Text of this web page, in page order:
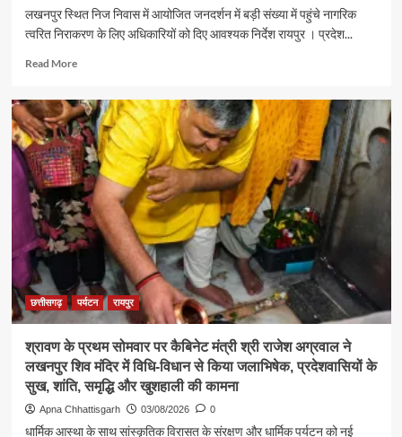
लखनपुर स्थित निज निवास में आयोजित जनदर्शन में बड़ी संख्या में पहुंचे नागरिक
त्वरित निराकरण के लिए अधिकारियों को दिए आवश्यक निर्देश रायपुर । प्रदेश...
Read MoreRead
पर्यटन
एवं
संस्कृति
मंत्री
श्री
राजेश
अग्रवाल
ने
जनदर्शन
सुनीं
आमजन
की
छत्तीसगढ़ पर्यटन रायपुर
श्रावण के प्रथम सोमवार पर कैबिनेट मंत्री श्री राजेश अग्रवाल ने
लखनपुर शिव मंदिर में विधि-विधान से किया जलाभिषेक, प्रदेशवासियों के
सुख, शांति, समृद्धि और खुशहाली की कामना
Apna Chhattisgarh 03/08/2026 0
धार्मिक आस्था के साथ सांस्कृतिक विरासत के संरक्षण और धार्मिक पर्यटन को नई